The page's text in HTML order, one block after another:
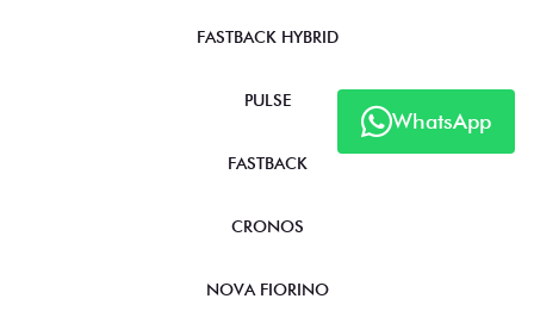
WhatsApp
FASTBACK HYBRID
PULSE
FASTBACK
CRONOS
NOVA FIORINO